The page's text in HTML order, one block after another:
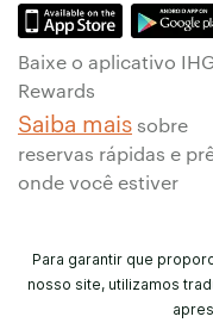
Baixe o aplicativo
Rewards
Saiba mais sobre
reservas rápidas e
onde você estiver
Para garantir que
nosso site, utilizamos